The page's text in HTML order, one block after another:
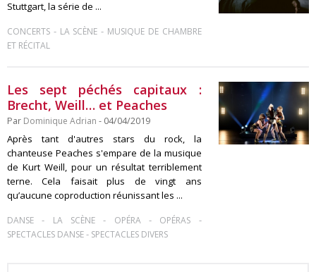
Stuttgart, la série de ...
CONCERTS - LA SCÈNE - MUSIQUE DE CHAMBRE
ET RÉCITAL
Les sept péchés capitaux :
Brecht, Weill… et Peaches
Par Dominique Adrian - 04/04/2019
Après tant d'autres stars du rock, la
chanteuse Peaches s'empare de la musique
de Kurt Weill, pour un résultat terriblement
terne. Cela faisait plus de vingt ans
qu’aucune coproduction réunissant les ...
DANSE- LA SCÈNE- OPÉRA- OPÉRAS -
SPECTACLES DANSE- SPECTACLES DIVERS